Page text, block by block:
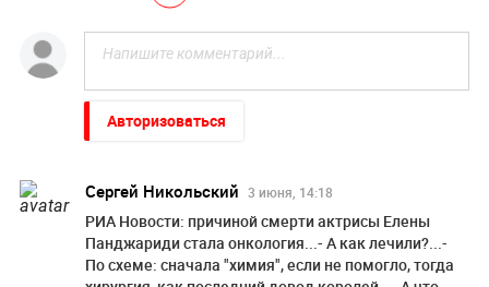
Авторизоваться
Сергей Никольский 3 июня, 14:18
РИА Новости: причиной смерти актрисы Елены
Панджариди стала онкология...- А как лечили?...-
По схеме: сначала "химия", если не помогло, тогда